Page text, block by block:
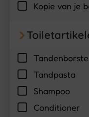
Kopie van je
Tandpasta
Shampoo
Conditioner